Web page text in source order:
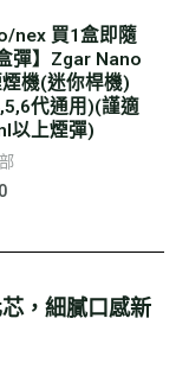
nex 買1盒即隨
彈】Zgar Nano
機(迷你桿機)
代通用)(謹適
以上煙彈)
，細膩口感新